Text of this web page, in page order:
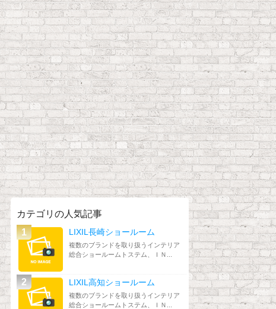
カテゴリの人気記事
LIXIL長崎ショールーム
複数のブランドを取り扱うインテリア
総合ショールームトステム、ＩＮ...
LIXIL高知ショールーム
複数のブランドを取り扱うインテリア
総合ショールームトステム、ＩＮ...